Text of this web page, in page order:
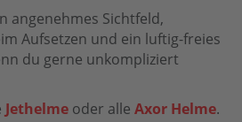
angenehmes Sichtfeld,
Aufsetzen und ein luftig-freies
du gerne unkompliziert
Jethelme oder alle Axor Helme.